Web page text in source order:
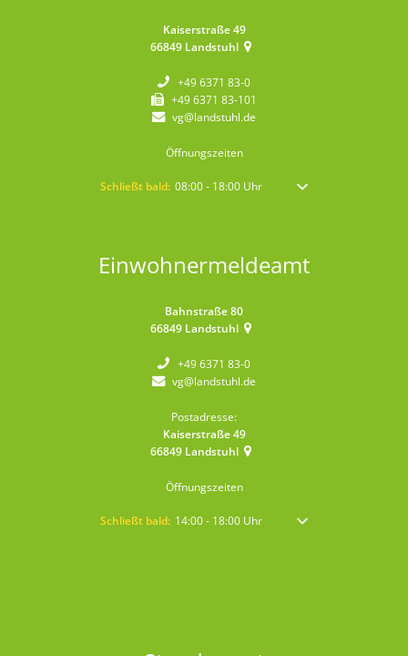
Kaiserstraße 49
66849 Landstuhl
+49 6371 83-0
+49 6371 83-101
vg@landstuhl.de
Öffnungszeiten
Klicken, um weitere Öffnungs- oder Schließzeiten
Schließt bald: 08:00- 18:00 Uhr Von 08:00 bis 18:00 Uhr
Einwohnermeldeamt
Bahnstraße 80
66849 Landstuhl
+49 6371 83-0
vg@landstuhl.de
Postadresse:
Kaiserstraße 49
66849 Landstuhl
Öffnungszeiten
Klicken, um weitere Öffnungs- oder Schließzeiten
Schließt bald: 14:00- 18:00 Uhr Von 14:00 bis 18:00 Uhr